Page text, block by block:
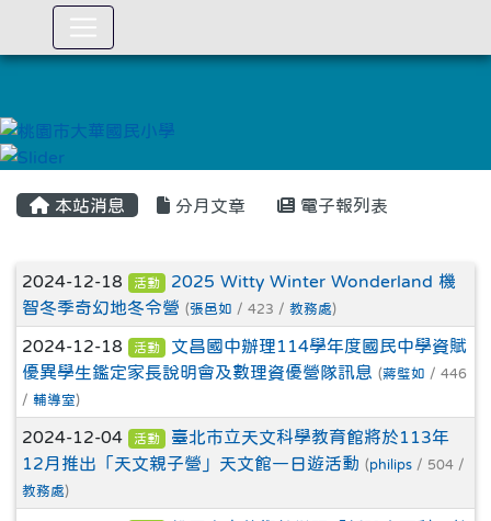
本站消息 分月文章 電子報列表
文章列表
2024-12-18 活動
2025 Witty Winter Wonderland 機
智冬季奇幻地冬令營 (張邑如 / 423 / 教務處)
2024-12-18 活動
文昌國中辦理114學年度國民中學資賦
優異學生鑑定家長說明會及數理資優營隊訊息 (蔣璧如 / 446
/ 輔導室)
2024-12-04 活動
臺北市立天文科學教育館將於113年
12月推出「天文親子營」天文館一日遊活動 (philips / 504 /
教務處)